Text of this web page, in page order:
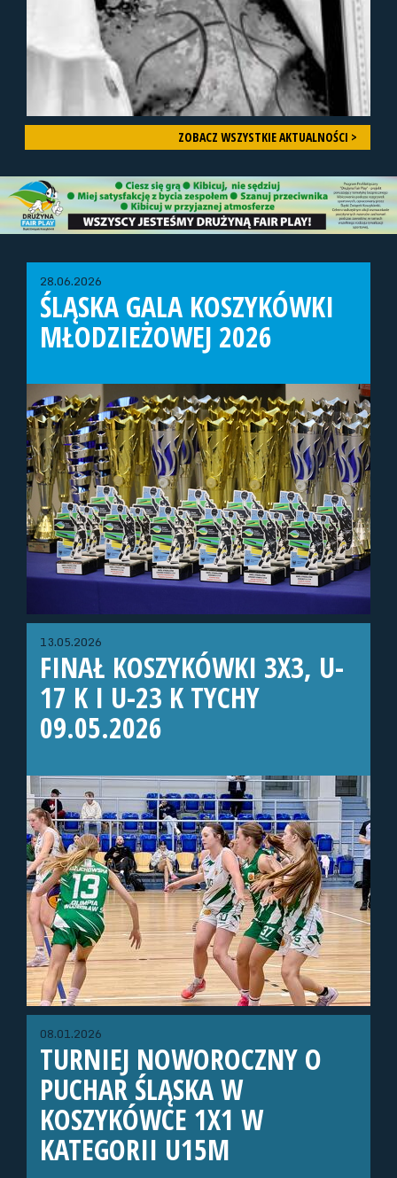
ZOBACZ WSZYSTKIE AKTUALNOŚCI >
28.06.2026
ŚLĄSKA GALA KOSZYKÓWKI
MŁODZIEŻOWEJ 2026
13.05.2026
FINAŁ KOSZYKÓWKI 3X3, U-
17 K I U-23 K TYCHY
09.05.2026
08.01.2026
TURNIEJ NOWOROCZNY O
PUCHAR ŚLĄSKA W
KOSZYKÓWCE 1X1 W
KATEGORII U15M